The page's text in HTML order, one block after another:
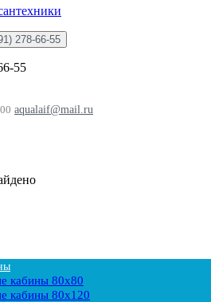
278-66-55
55
aqualaif@mail.ru
кабины 80x80
кабины 80x120